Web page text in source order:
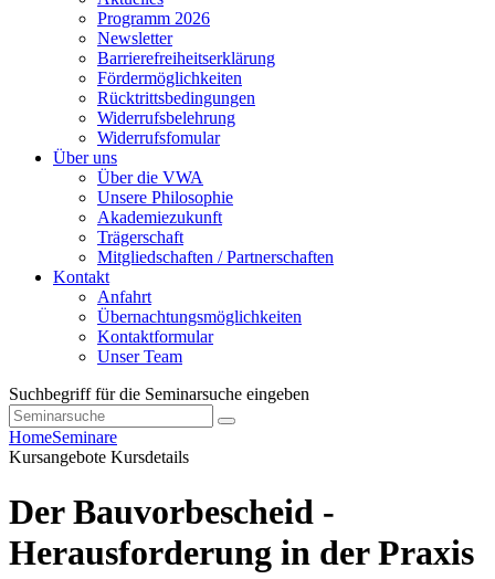
Programm 2026
Newsletter
Barrierefreiheitserklärung
Fördermöglichkeiten
Rücktrittsbedingungen
Widerrufsbelehrung
Widerrufsfomular
Über uns
Über die VWA
Unsere Philosophie
Akademiezukunft
Trägerschaft
Mitgliedschaften / Partnerschaften
Kontakt
Anfahrt
Übernachtungsmöglichkeiten
Kontaktformular
Unser Team
Suchbegriff für die Seminarsuche eingeben
HomeSeminare
Kursangebote Kursdetails
Der Bauvorbescheid -
Herausforderung in der Praxis